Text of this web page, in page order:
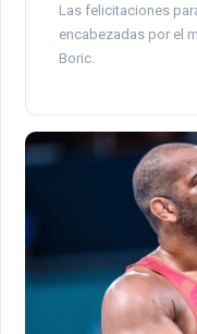
Las felicitaciones
encabezadas por el
Boric.